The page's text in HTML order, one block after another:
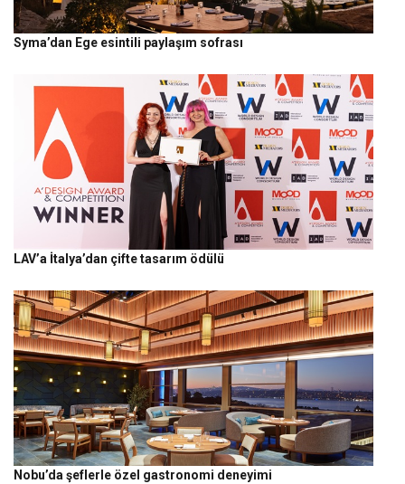
Syma’dan Ege esintili paylaşım sofrası
LAV’a İtalya’dan çifte tasarım ödülü
Nobu’da şeflerle özel gastronomi deneyimi